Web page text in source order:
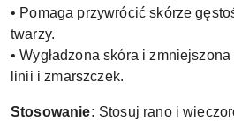
• Pomaga przywrócić skórze
twarzy.
• Wygładzona skóra i
linii i zmarszczek.
Stosowanie: Stosuj rano i